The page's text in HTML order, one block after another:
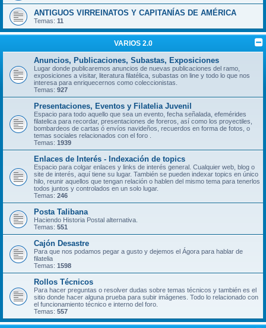
ANTIGUOS VIRREINATOS Y CAPITANÍAS DE AMÉRICA
Temas: 11
VARIOS 2.0
Anuncios, Publicaciones, Subastas, Exposiciones
Lugar donde publicaremos anuncios de nuevas publicaciones del ramo,
exposiciones a visitar, literatura filatélica, subastas on line y todo lo que nos
interesa para enriquecernos como coleccionistas.
Temas: 927
Presentaciones, Eventos y Filatelia Juvenil
Espacio para todo aquello que sea un evento, fecha señalada, efemérides
filatelica para recordar, presentaciones de foreros, así como los proyectiles,
bombardeos de cartas ó envíos navideños, recuerdos en forma de fotos, o
temas sociales relacionados con el foro .
Temas: 1939
Enlaces de Interés - Indexación de topics
Espacio para colgar enlaces y links de interés general. Cualquier web, blog o
site de interés, aquí tiene su lugar. También se pueden indexar topics en único
hilo, reunir aquellos que tengan relación o hablen del mismo tema para tenerlos
todos juntos y controlados en un solo lugar.
Temas: 246
Posta Talibana
Haciendo Historia Postal alternativa.
Temas: 551
Cajón Desastre
Para que nos podamos pegar a gusto y dejemos el Ágora para hablar de
filatelia
Temas: 1598
Rollos Técnicos
Para hacer preguntas o resolver dudas sobre temas técnicos y también es el
sitio donde hacer alguna prueba para subir imágenes. Todo lo relacionado con
el funcionamiento técnico e interno del foro.
Temas: 557